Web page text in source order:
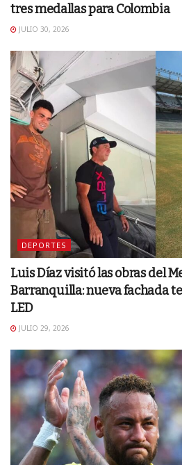
tres medallas para Colombia
JULIO 30, 2026
DEPORTES
Luis Díaz visitó las obras del
Barranquilla: nueva fachada
LED
JULIO 29, 2026